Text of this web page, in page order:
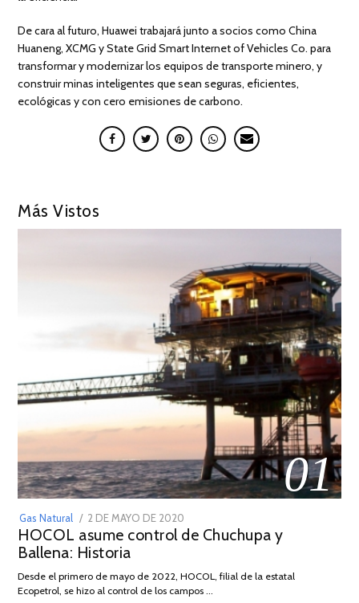
De cara al futuro, Huawei trabajará junto a socios como China
Huaneng, XCMG y State Grid Smart Internet of Vehicles Co. para
transformar y modernizar los equipos de transporte minero, y
construir minas inteligentes que sean seguras, eficientes,
ecológicas y con cero emisiones de carbono.
Más Vistos
01
Gas Natural
POSTED
ON
2 DE MAYO DE 2020
DE
2026
HOCOL asume control de Chuchupa y
Ballena: Historia
Desde el primero de mayo de 2022, HOCOL, filial de la estatal
Ecopetrol, se hizo al control de los campos …